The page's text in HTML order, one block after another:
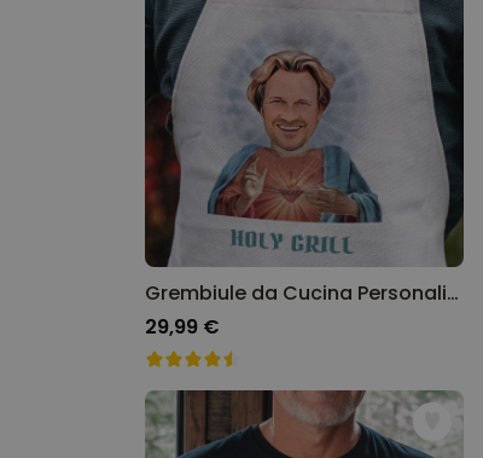
Grembiule da Cucina Personalizzato Aureola con Viso e Testo
29,99 €